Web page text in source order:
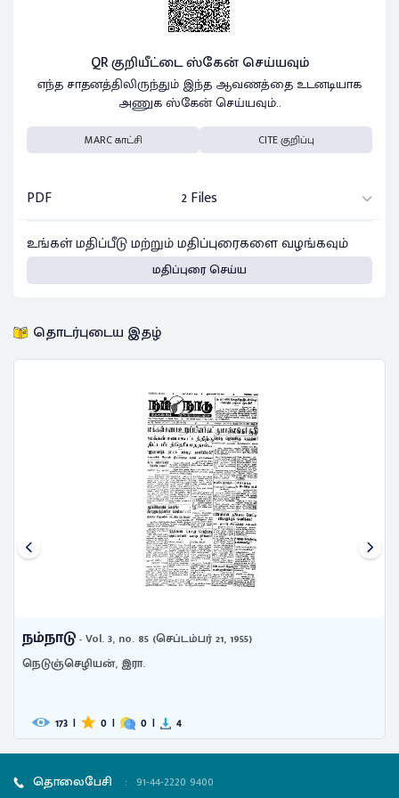
QR குறியீட்டை ஸ்கேன் செய்யவும்
எந்த சாதனத்திலிருந்தும் இந்த ஆவணத்தை உடனடியாக
அணுக ஸ்கேன் செய்யவும்..
MARC காட்சி CITE குறிப்பு
PDF
2 Files
உங்கள் மதிப்பீடு மற்றும் மதிப்புரைகளை வழங்கவும்
மதிப்புரை செய்ய
தொடர்புடைய இதழ்
நம்நாடு- Vol. 1, no. 126 (நவம்பர் 09, 1953)
அண்ணாதுரை, சி. என்.
199
தொலைபேசி : 91-44-2220 9400